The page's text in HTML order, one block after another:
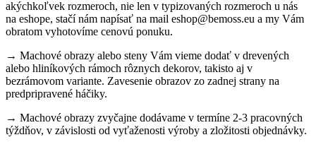
akýchkoľvek rozmeroch, nie len v typizovaných rozmeroch u nás
na eshope, stačí nám napísať na mail eshop@bemoss.eu a my Vám
obratom vyhotovíme cenovú ponuku.
→ Machové obrazy alebo steny Vám vieme dodať v drevených
alebo hliníkových rámoch rôznych dekorov, takisto aj v
bezrámovom variante. Zavesenie obrazov zo zadnej strany na
predpripravené háčiky.
→ Machové obrazy zvyčajne dodávame v termíne 2-3 pracovných
týždňov, v závislosti od vyťaženosti výroby a zložitosti objednávky.